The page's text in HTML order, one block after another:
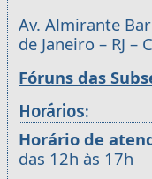
Av. Almirante
de Janeiro – RJ –
Fóruns das
Horários:
Horário de
das 12h às 17h